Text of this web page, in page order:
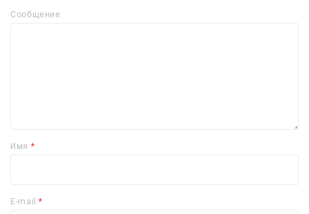
Сообщение
Имя *
E-mail*